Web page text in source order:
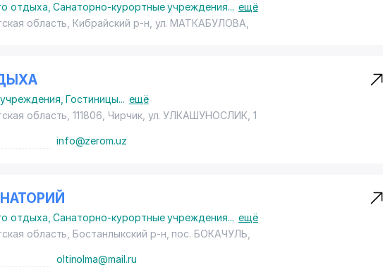
отдыха ,Санаторно-курортные учреждения... ещё
область, Кибрайский р-н, ул. МАТКАБУЛОВА
,Гостиницы... ещё
область, 111806, Чирчик, ул. УЛКАШУНОСЛИК , 1
info@zerom.uz
отдыха ,Санаторно-курортные учреждения... ещё
область, Бостанлыкский р-н, пос. БОКАЧУЛЬ
oltinolma@mail.ru